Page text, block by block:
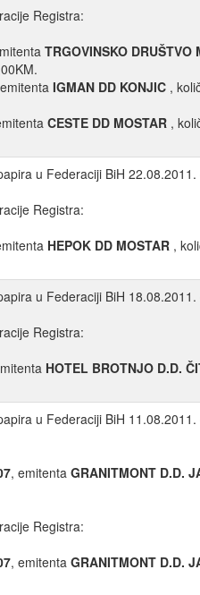
Registra:
TRGOVINSKO
IGMAN DD KONJIC ,
CESTE DD MOSTAR ,
u Federaciji BiH
Registra:
HEPOK DD MOSTAR ,
u Federaciji BiH
Registra:
HOTEL BROTNJO D.D.
u Federaciji BiH
, emitenta GRANITMONT D.D.
Registra:
, emitenta GRANITMONT D.D.